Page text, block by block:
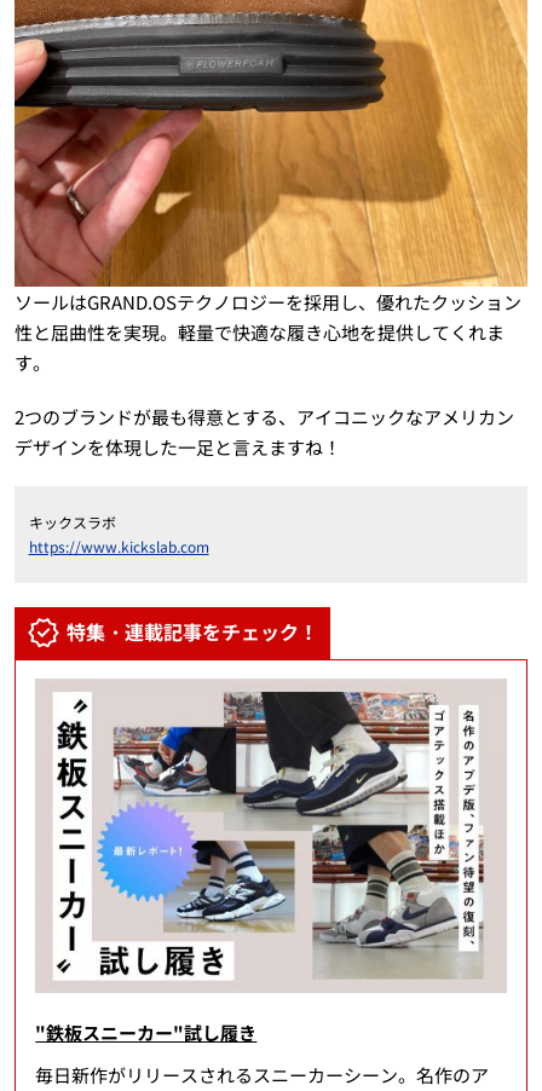
ソールはGRAND.OSテクノロジーを採用し、優れたクッション
性と屈曲性を実現。軽量で快適な履き心地を提供してくれま
す。
2つのブランドが最も得意とする、アイコニックなアメリカン
デザインを体現した一足と言えますね！
キックスラボ
https://www.kickslab.com
特集・連載記事をチェック！
"鉄板スニーカー"試し履き
毎日新作がリリースされるスニーカーシーン。名作のア